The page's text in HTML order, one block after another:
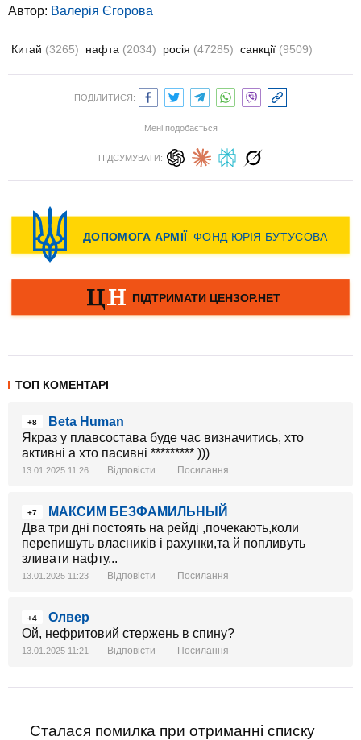
Автор: Валерія Єгорова
Китай (3265) нафта (2034) росія (47285) санкції (9509)
ПОДІЛИТИСЯ:
Мені подобається
ПІДСУМУВАТИ:
ТОП КОМЕНТАРІ
+8
Beta Human
Якраз у плавсостава буде час визначитись, хто
активні а хто пасивні ********* )))
13.01.2025 11:26 Відповісти Посилання
+7
МАКСИМ БЕЗФАМИЛЬНЫЙ
Два три дні постоять на рейді ,почекають,коли
перепишуть власників і рахунки,та й попливуть
зливати нафту...
13.01.2025 11:23 Відповісти Посилання
+4
Олвер
Ой, нефритовий стержень в спину?
13.01.2025 11:21 Відповісти Посилання
Сталася помилка при отриманні списку